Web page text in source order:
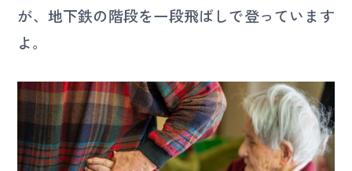
が、地下鉄の階段を一段飛ばしで登っています
よ。